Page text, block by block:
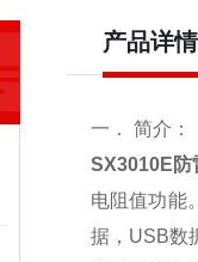
产品详情
一． 简介：
SX3010E防
电阻值功能
据，USB数